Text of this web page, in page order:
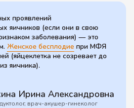
проявлений
яичников (если они в свою
заболевания) — это
Женское бесплодие при МФЯ
(яйцеклетка не созревает до
яичника).
Ирина Александровна
врач-акушер-гинеколог